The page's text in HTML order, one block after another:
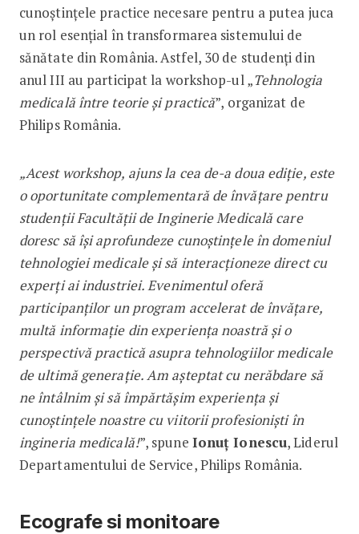
cunoștințele practice necesare pentru a putea juca
un rol esențial în transformarea sistemului de
sănătate din România. Astfel, 30 de studenți din
anul III au participat la workshop-ul „Tehnologia
medicală între teorie și practică”, organizat de
Philips România.
„Acest workshop, ajuns la cea de-a doua ediție, este
o oportunitate complementară de învățare pentru
studenții Facultății de Inginerie Medicală care
doresc să își aprofundeze cunoștințele în domeniul
tehnologiei medicale și să interacționeze direct cu
experți ai industriei. Evenimentul oferă
participanților un program accelerat de învățare,
multă informație din experiența noastră și o
perspectivă practică asupra tehnologiilor medicale
de ultimă generație. Am așteptat cu nerăbdare să
ne întâlnim și să împărtășim experiența și
cunoștințele noastre cu viitorii profesioniști în
ingineria medicală!”, spune Ionuț Ionescu, Liderul
Departamentului de Service, Philips România.
Ecografe si monitoare